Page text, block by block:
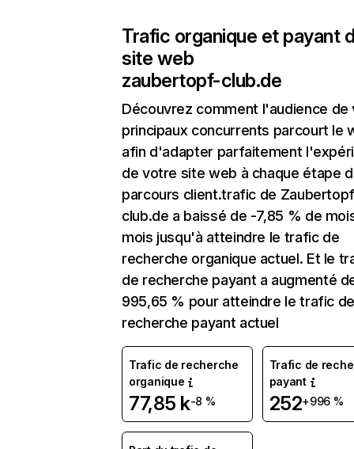
Trafic organique et payant
site web
zaubertopf-club.de
Découvrez comment l'audience de
principaux concurrents parcourt le
afin d'adapter parfaitement
de votre site web à chaque étape
parcours client.trafic de
club.de a baissé de -7,85 % de
mois jusqu'à atteindre le trafic de
recherche organique actuel. Et le
de recherche payant a augmenté
995,65 % pour atteindre le trafic
recherche payant actuel
Trafic de recherche
organique
77,85 k-8 %
Trafic de
payant
252+996 %